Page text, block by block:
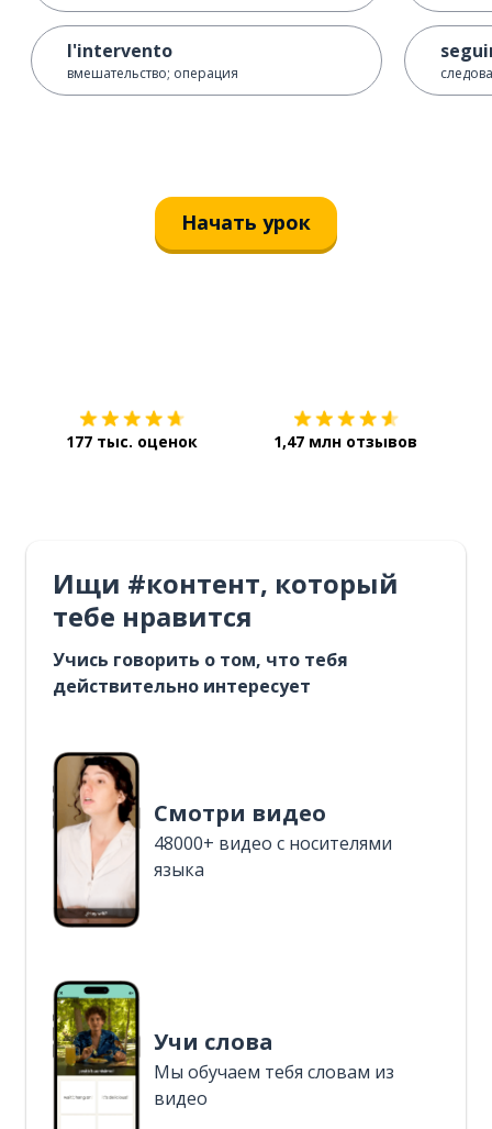
l'intervento
вмешательство; операция
Начать урок
177 тыс. оценок 1,47 млн отзывов
Ищи #контент, который
тебе нравится
Учись говорить о том, что тебя
действительно интересует
Смотри видео
48000+ видео с носителями
языка
Учи слова
Мы обучаем тебя словам из
видео